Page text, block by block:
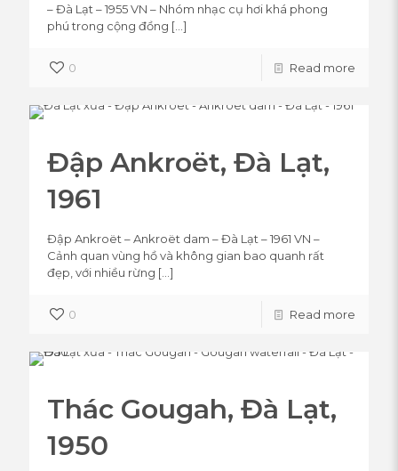
– Đà Lạt – 1955 VN – Nhóm nhạc cụ hơi khá phong
phú trong cộng đồng […]
0 Read more
Đập Ankroët, Đà Lạt,
1961
Đập Ankroët – Ankroët dam – Đà Lạt – 1961 VN –
Cảnh quan vùng hồ và không gian bao quanh rất
đẹp, với nhiều rừng […]
0 Read more
Thác Gougah, Đà Lạt,
1950